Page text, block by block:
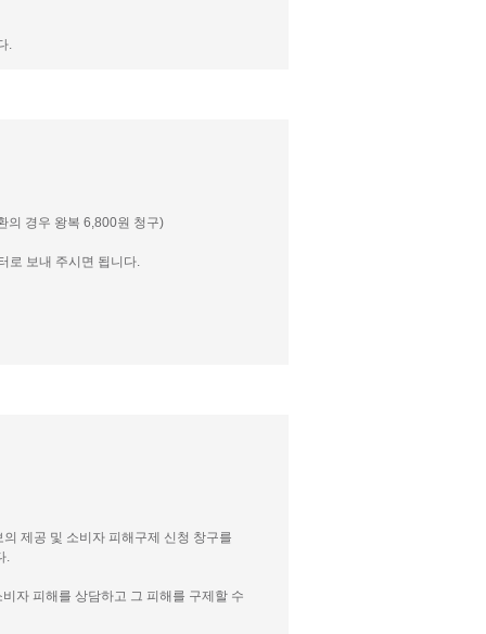
.
의 경우 왕복 6,800원 청구)
로 보내 주시면 됩니다.
제공 및 소비자 피해구제 신청 창구를
.
자 피해를 상담하고 그 피해를 구제할 수